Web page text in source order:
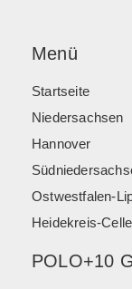
Menü
Startseite
Niedersachsen
Hannover
Ostwestfalen-
Heidekreis-Celle
POLO+10